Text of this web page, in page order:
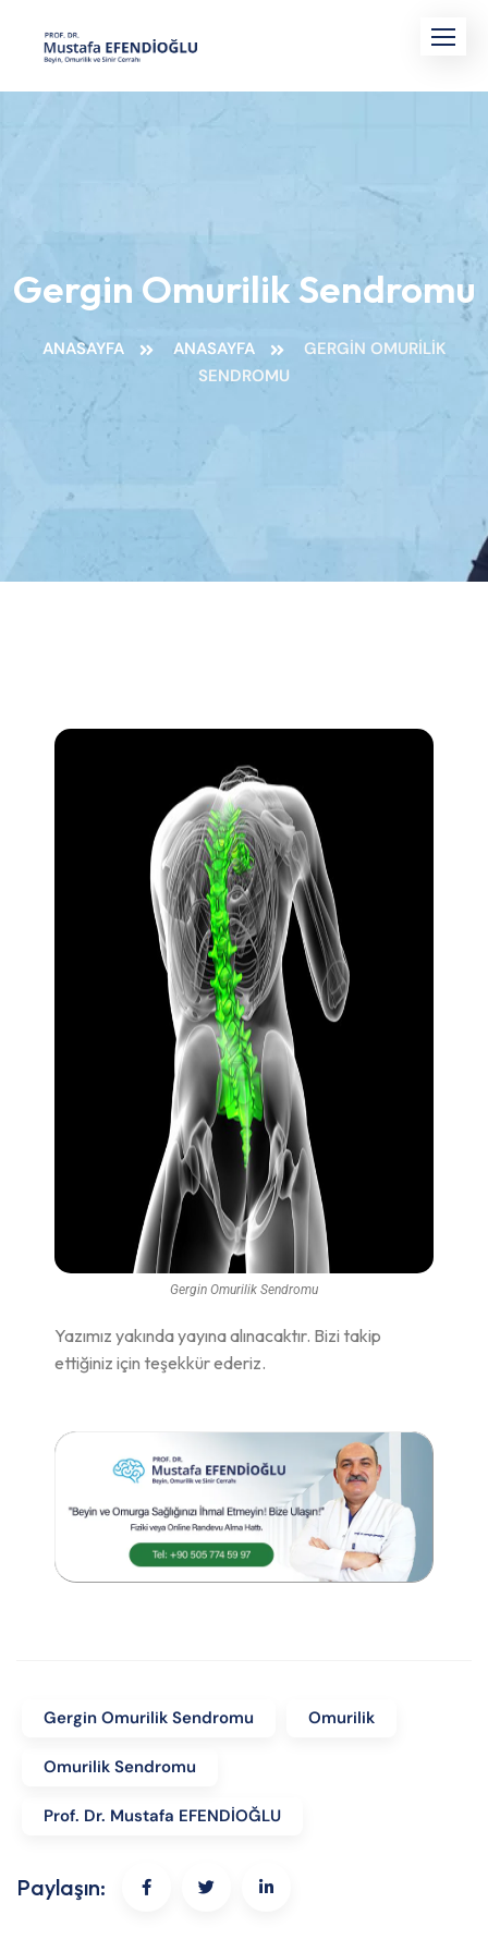
Gergin Omurilik Sendromu
ANASAYFA ANASAYFA
GERGIN OMURILIK
SENDROMU
Gergin Omurilik Sendromu
Yazımız yakında yayına alınacaktır. Bizi takip
ettiğiniz için teşekkür ederiz.
Gergin Omurilik Sendromu Omurilik
Omurilik Sendromu
Prof. Dr. Mustafa EFENDİOĞLU
Paylaşın: